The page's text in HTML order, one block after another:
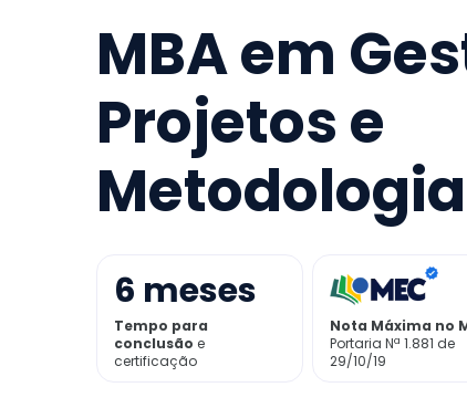
MBA em
Projetos e
6 meses
Tempo para
conclusão e
certificação
Nota Máxima no
Portaria Nª 1.881 de
29/10/19